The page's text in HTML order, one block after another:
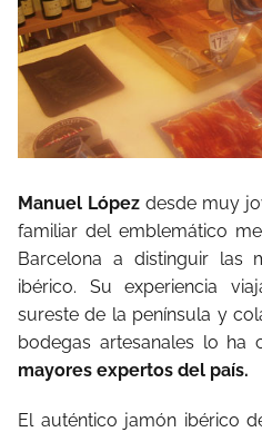
Manuel López desde muy
familiar del emblemático
Barcelona a distinguir las
ibérico. Su experiencia
sureste de la península y
bodegas artesanales lo ha
mayores expertos del país.
El auténtico jamón ibérico